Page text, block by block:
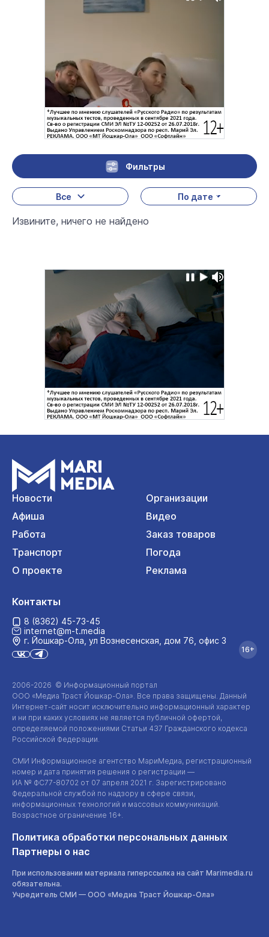
Фильтры
Все По дате
Извините, ничего не найдено
Новости
Организации
Афиша
Видео
Работа
Заказ товаров
Транспорт
Погода
О проекте
Реклама
2006-2026 © Информационный портал
ООО «Медиа Траст Йошкар-Ола». Все права защищены. Данный
Интернет-сайт носит исключительно информационный характер
и ни при каких условиях не является публичной офертой,
определяемой положениями Статьи 437 Гражданского кодекса
Российской Федерации.
СМИ Информационное агентство МариМедиа, регистрационный
номер и дата принятия решения о регистрации —
ИА № ФС77-80702 от 07 апреля 2021 г. Зарегистрировано
Федеральной службой по надзору в сфере связи,
информационных технологий и массовых коммуникаций.
Возрастное ограничение 16+.
Политика обработки персональных данных
Партнеры о нас
При использовании материала гиперссылка на сайт Marimedia.ru
обязательна.
Учредитель СМИ — ООО «Медиа Траст Йошкар-Ола»
Контакты
8 (8362) 45-73-45
internet@m-t.media
г. Йошкар‑Ола, ул Вознесенская, дом 76, офис 3
16+